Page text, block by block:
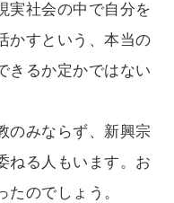
実社会の中で自分を
かすという、本当の
きるか定かではない
のみならず、新興宗
ねる人もいます。お
のでしょう。